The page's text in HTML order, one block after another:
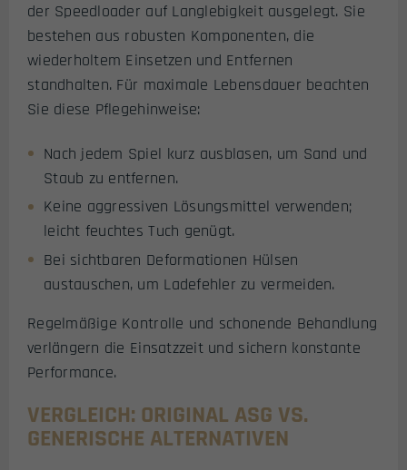
der Speedloader auf Langlebigkeit ausgelegt. Sie
bestehen aus robusten Komponenten, die
wiederholtem Einsetzen und Entfernen
standhalten. Für maximale Lebensdauer beachten
Sie diese Pflegehinweise:
Nach jedem Spiel kurz ausblasen, um Sand und
Staub zu entfernen.
Keine aggressiven Lösungsmittel verwenden;
leicht feuchtes Tuch genügt.
Bei sichtbaren Deformationen Hülsen
austauschen, um Ladefehler zu vermeiden.
Regelmäßige Kontrolle und schonende Behandlung
verlängern die Einsatzzeit und sichern konstante
Performance.
VERGLEICH: ORIGINAL ASG VS.
GENERISCHE ALTERNATIVEN